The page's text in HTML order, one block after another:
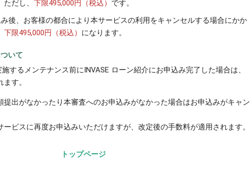
だし、 下限495,000円（税込） です。
後、お客様の都合により本サービスの利用をキャンセルする場合にかか
下限495,000円（税込） になります。
いて
するメンテナンス前にINVASE ローン紹介にお申込み完了した場合は、
す。
提出がなかったり本審査へのお申込みがなかった場合はお申込みがキャン
ビスに再度お申込みいただけますが、改定後の手数料が適用されます。
トップページ